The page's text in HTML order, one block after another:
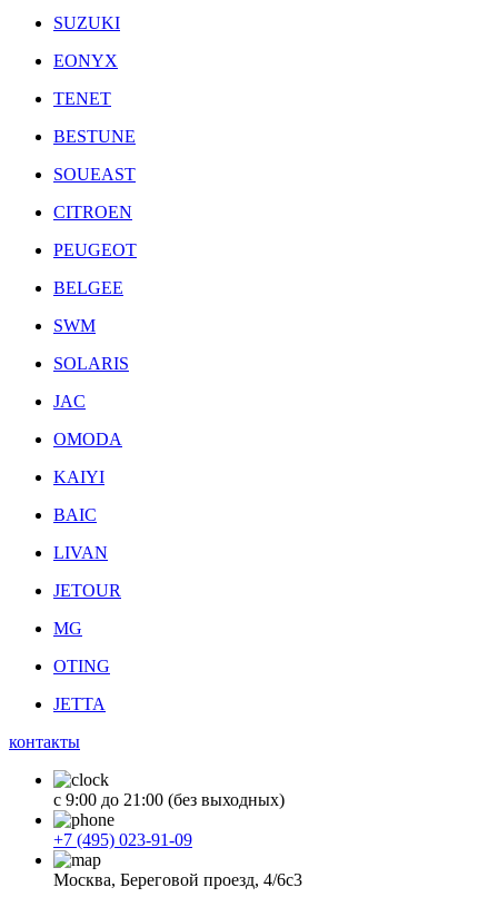
SUZUKI
EONYX
TENET
BESTUNE
SOUEAST
CITROEN
PEUGEOT
BELGEE
SWM
SOLARIS
JAC
OMODA
KAIYI
BAIC
LIVAN
JETOUR
MG
OTING
JETTA
контакты
с 9:00 до 21:00 (без выходных)
+7 (495) 023-91-09
Москва, Береговой проезд, 4/6с3